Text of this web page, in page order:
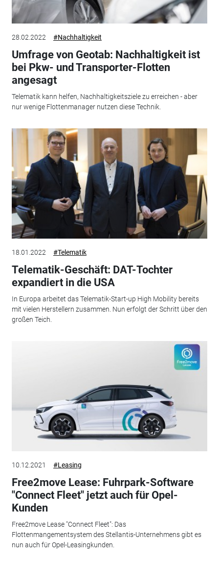
28.02.2022 #Nachhaltigkeit
Umfrage von Geotab: Nachhaltigkeit ist
bei Pkw- und Transporter-Flotten
angesagt
Telematik kann helfen, Nachhaltigkeitsziele zu erreichen - aber
nur wenige Flottenmanager nutzen diese Technik.
18.01.2022 #Telematik
Telematik-Geschäft: DAT-Tochter
expandiert in die USA
In Europa arbeitet das Telematik-Start-up High Mobility bereits
mit vielen Herstellern zusammen. Nun erfolgt der Schritt über den
großen Teich.
10.12.2021 #Leasing
Free2move Lease: Fuhrpark-Software
"Connect Fleet" jetzt auch für Opel-
Kunden
Free2move Lease "Connect Fleet": Das
Flottenmangementsystem des Stellantis-Unternehmens gibt es
nun auch für Opel-Leasingkunden.